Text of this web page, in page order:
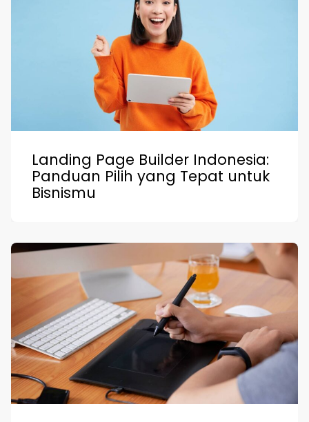
Landing Page Builder Indonesia:
Panduan Pilih yang Tepat untuk
Bisnismu